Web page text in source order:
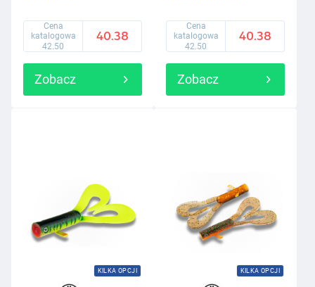
Cena
katalogowa
42.50
40.38
Zobacz
Cena
katalogowa
42.50
40.38
Zobacz
KILKA OPCJI KILKA OPCJI